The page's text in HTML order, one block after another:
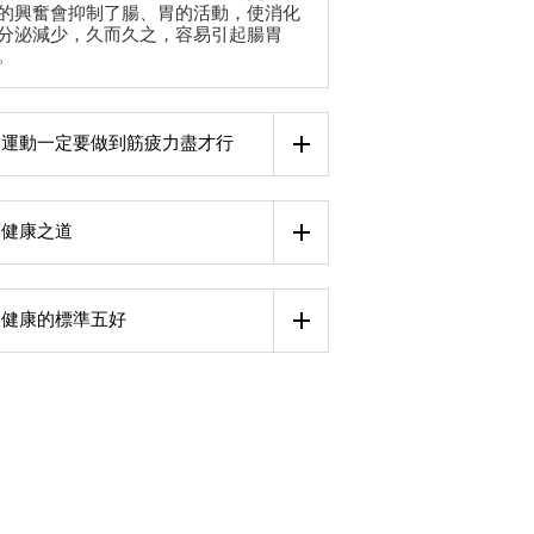
興奮會抑制了腸、胃的活動，使消化
泌減少，久而久之，容易引起腸胃
運動一定要做到筋疲力盡才行
健康之道
健康的標準五好